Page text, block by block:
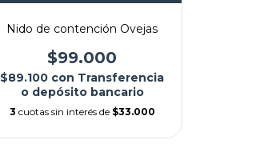
Nido de contención Ovejas
$99.000
$89.100 con Transferencia
o depósito bancario
3 cuotas sin interés de $33.000